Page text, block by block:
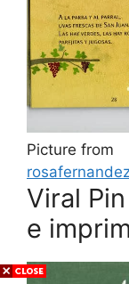
Picture from
Viral
e